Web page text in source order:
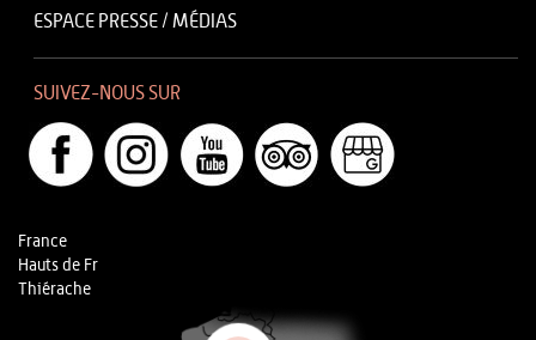
ESPACE PRESSE / MÉDIAS
SUIVEZ-NOUS SUR
France
Hauts de Fr
Thiérache